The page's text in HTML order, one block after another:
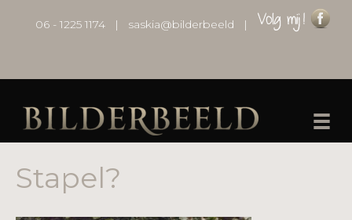
06 - 1225 1174 | saskia@bilderbeeld |
Stapel?